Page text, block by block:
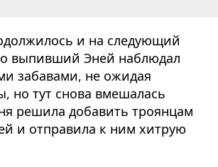
и на следующий
выпивший Эней наблюдал
забавами, не ожидая
но тут снова вмешалась
решила добавить троянцам
и отправила к ним хитрую